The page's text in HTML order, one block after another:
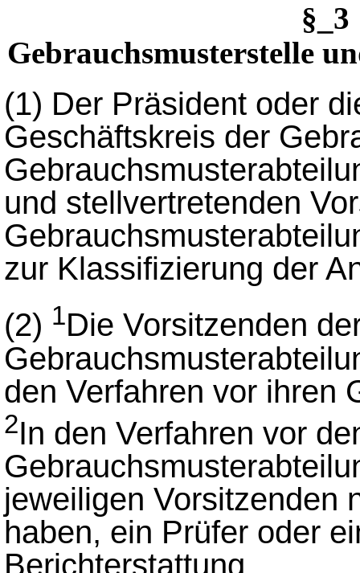
Gebrauchsmusterstelle
(1) Der Präsident oder
Geschäftskreis der
und stellvertretenden
zur Klassifizierung der
(2) 1Die Vorsitzenden
den Verfahren vor ihren
2In den Verfahren vor
jeweiligen Vorsitzenden
haben, ein Prüfer oder
Berichterstattung.